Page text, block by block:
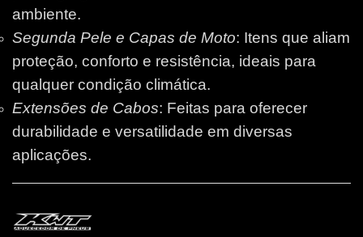
ambiente.
Segunda Pele e Capas de Moto: Itens que aliam
proteção, conforto e resistência, ideais para
qualquer condição climática.
Extensões de Cabos: Feitas para oferecer
durabilidade e versatilidade em diversas
aplicações.